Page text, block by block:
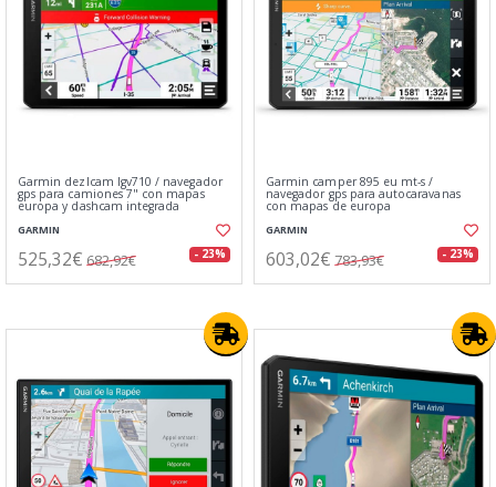
Garmin dezlcam lgv710 / navegador
gps para camiones 7" con mapas
europa y dashcam integrada
GARMIN
525,32€ 682,92€ - 23%
Garmin camper 895 eu mt-s /
navegador gps para autocaravanas
con mapas de europa
GARMIN
603,02€ 783,93€ - 23%